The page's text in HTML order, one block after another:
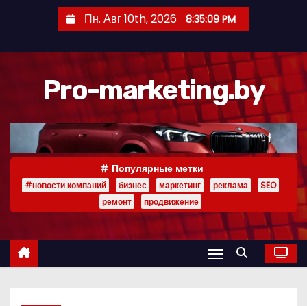
р
Пн. Авг 10th, 2026 8:35:09 PM
Pro-marketing.by
Популярные метки
#новости компаний бизнес маркетинг реклама
SEO
ремонт
продвижение